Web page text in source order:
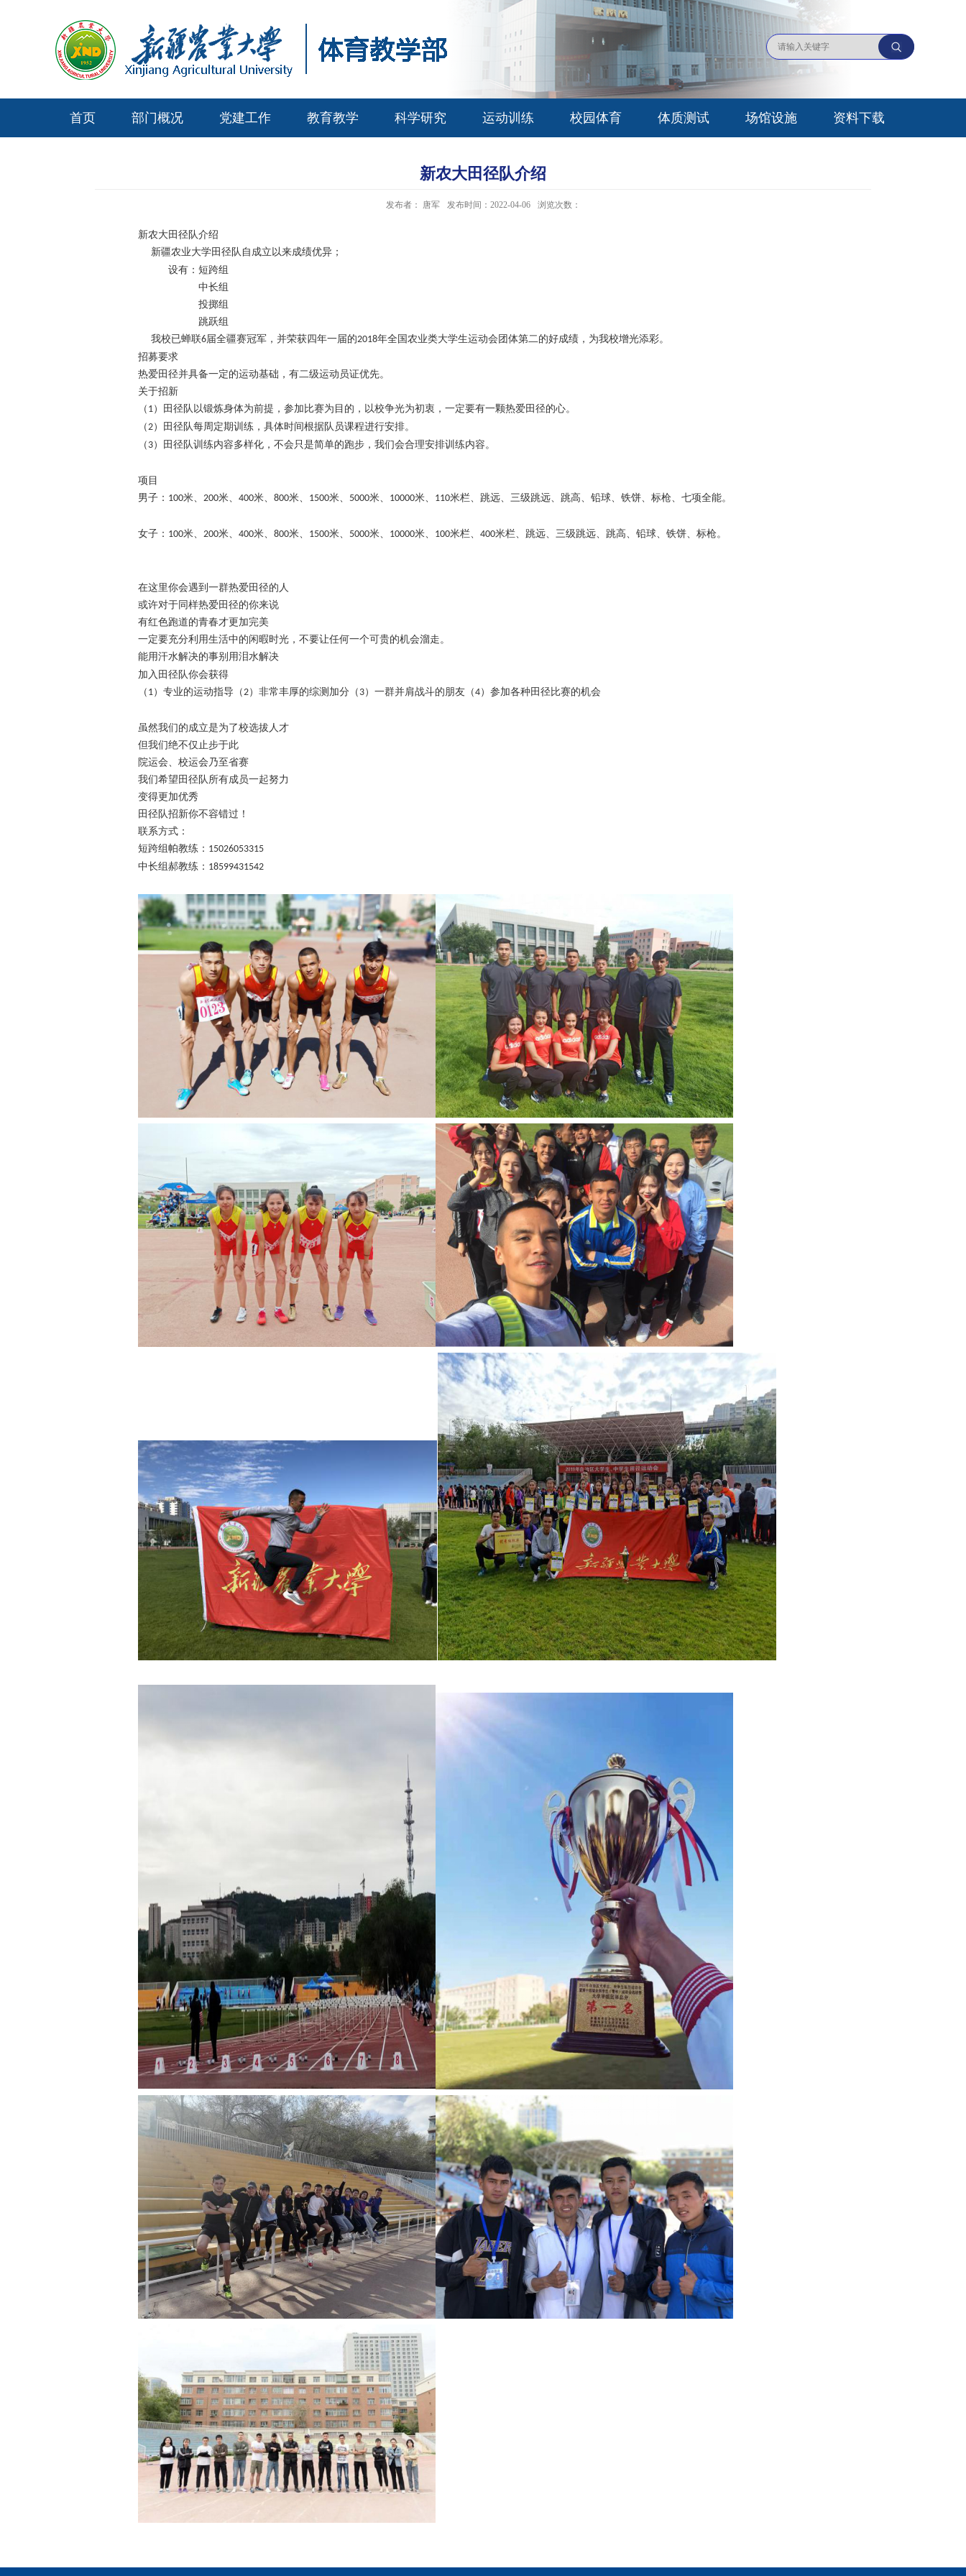
首页 部门概况 党建工作 教育教学 科学研究 运动训练 校园体育 体质测试 场馆设施 资料下载
新农大田径队介绍
发布者： 唐军 发布时间：2022-04-06 浏览次数：
新农大田径队介绍
新疆农业大学田径队 自成立以来成绩优异；
设有：短跨组
中长组
投掷组
跳跃组
我校已蝉联6届全疆赛冠军，并荣获四年一届的2018年全国农业类大学生运动会团体第二的好成绩，为我校增光添彩。
招募要求
热爱田径并具备一定的运动基础 ，有二级运动员证优先。
关于招新
（ 1）田径队以锻炼身体为前提，参加比赛为目的，以校争光为初衷，一定要有一颗热爱田径的心。
（2）田径队每周定期训练，具体时间根据队员课程进行安排。
（ 3）田径队训练内容多样化，不会只是简单的跑步，我们会合理安排训练内容。
项目
男子： 100米、 200米、 400米、 800米、 1500米、 5000米、 10000米、 110米栏、跳远、三级跳远、跳高、铅球、铁饼、标枪、七项全能。
女子： 100米、 200米、 400米、 800米、 1500米、 5000米、 10000米、 100米栏、 400米栏、跳远、三级跳远、跳高、铅球、铁饼、标枪。
在这里你会遇到一群热爱田径的人
或许对于同样热爱田径的你来说
有红色跑道的青春才更加完美
一定要充分利用生活中的闲暇时光，不要让任何一个可贵的机会溜走。
能用汗水解决的事别用泪水解决
加入田径队你会获得
（ 1）专业的运动指导（2）非常丰厚的综测加分（ 3）一群并肩战斗的朋友（4）参加各种田径比赛的机会
虽然我们的成立是为了校选拔人才
但我们绝不仅止步于此
院运会、校运会乃至省赛
我们希望田径队所有成员一起努力
变得更加优秀
田径队招新你不容错过！
联系方式：
短跨组帕教练： 15026053315
中长组郝教练： 18599431542